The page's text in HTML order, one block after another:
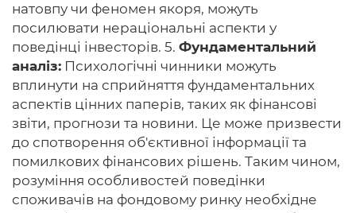
натовпу чи феномен якоря, можуть
посилювати нераціональні аспекти у
поведінці інвесторів. 5. Фундаментальний
аналіз: Психологічні чинники можуть
вплинути на сприйняття фундаментальних
аспектів цінних паперів, таких як фінансові
звіти, прогнози та новини. Це може призвести
до спотворення об'єктивної інформації та
помилкових фінансових рішень. Таким чином,
розуміння особливостей поведінки
споживачів на фондовому ринку необхідне